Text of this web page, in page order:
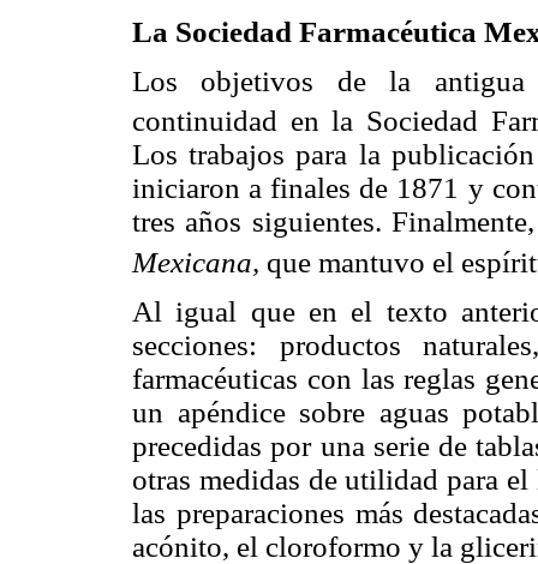
La Sociedad Farmacéutica
Los objetivos de la antigua
continuidad en la Sociedad
Los trabajos para la
iniciaron a finales de 1871 y
tres años siguientes.
Mexicana, que mantuvo el
Al igual que en el texto
secciones: productos
farmacéuticas con las reglas
un apéndice sobre aguas
precedidas por una serie de
otras medidas de utilidad para
las preparaciones más
acónito, el cloroformo y la